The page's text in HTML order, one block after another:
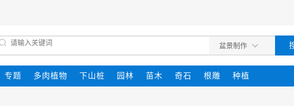
专题 多肉植物 下山桩 园林 苗木 奇石 根雕 种植